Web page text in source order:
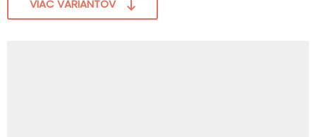
VIAC VARIANTOV